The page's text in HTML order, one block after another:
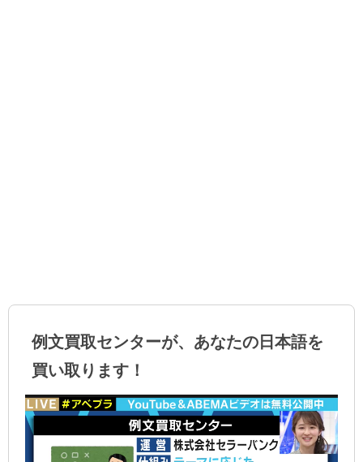
例文買取センターが、あなたの日本語を
買い取ります！